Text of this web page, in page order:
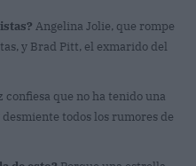
Angelina Jolie, que rompe
y Brad Pitt, el exmarido del
confiesa que no ha tenido una
todos los rumores de